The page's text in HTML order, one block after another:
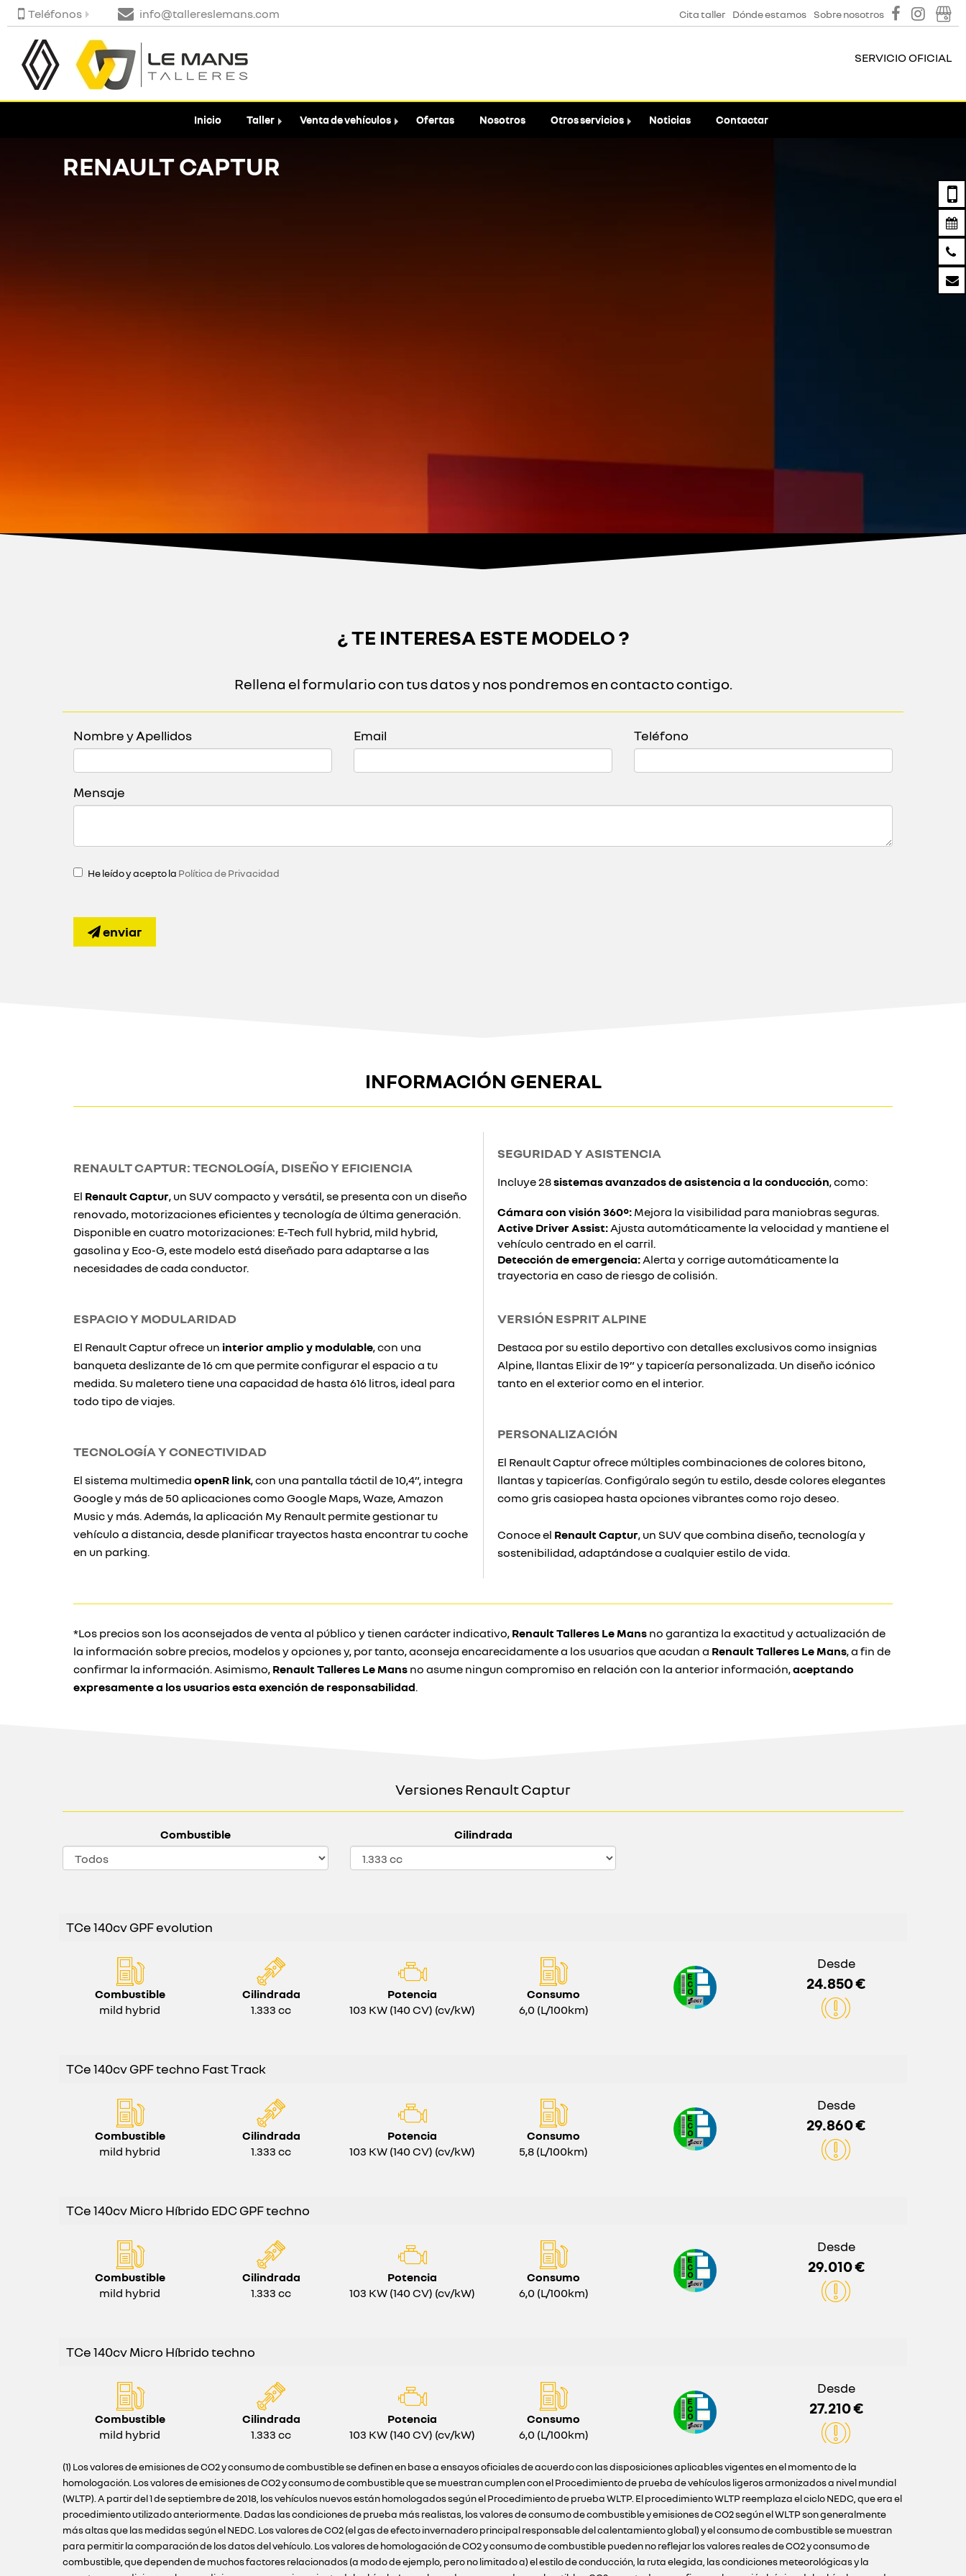
Teléfonos info@tallereslemans.com Cita taller Dónde estamos Sobre nosotros
SERVICIO OFICIAL
Inicio Taller Venta de vehículos Ofertas Nosotros Otros servicios Noticias Contactar
RENAULT CAPTUR
¿ TE INTERESA ESTE MODELO ?
Rellena el formulario con tus datos y nos pondremos en contacto contigo.
Nombre y Apellidos Email Teléfono
Mensaje
He leído y acepto la Política de Privacidad
enviar
INFORMACIÓN GENERAL
RENAULT CAPTUR: TECNOLOGÍA, DISEÑO Y EFICIENCIA
El Renault Captur, un SUV compacto y versátil, se presenta con un diseño
renovado, motorizaciones eficientes y tecnología de última generación.
Disponible en cuatro motorizaciones: E-Tech full hybrid, mild hybrid,
gasolina y Eco-G, este modelo está diseñado para adaptarse a las
necesidades de cada conductor.
ESPACIO Y MODULARIDAD
El Renault Captur ofrece un interior amplio y modulable, con una
banqueta deslizante de 16 cm que permite configurar el espacio a tu
medida. Su maletero tiene una capacidad de hasta 616 litros, ideal para
todo tipo de viajes.
TECNOLOGÍA Y CONECTIVIDAD
El sistema multimedia openR link, con una pantalla táctil de 10,4”, integra
Google y más de 50 aplicaciones como Google Maps, Waze, Amazon
Music y más. Además, la aplicación My Renault permite gestionar tu
vehículo a distancia, desde planificar trayectos hasta encontrar tu coche
en un parking.
SEGURIDAD Y ASISTENCIA
Incluye 28sistemas avanzados de asistencia a la conducción, como:
Cámara con visión 360°: Mejora la visibilidad para maniobras seguras.
Active Driver Assist:Ajusta automáticamente la velocidad y mantiene el
vehículo centrado en el carril.
Detección de emergencia:Alerta y corrige automáticamente la
trayectoria en caso de riesgo de colisión.
VERSIÓN ESPRIT ALPINE
Destaca por su estilo deportivo con detalles exclusivos como insignias
Alpine, llantas Elixir de 19” y tapicería personalizada. Un diseño icónico
tanto en el exterior como en el interior.
PERSONALIZACIÓN
El Renault Captur ofrece múltiples combinaciones de colores bitono,
llantas y tapicerías. Configúralo según tu estilo, desde colores elegantes
como gris casiopea hasta opciones vibrantes como rojo deseo.
Conoce el Renault Captur, un SUV que combina diseño, tecnología y
sostenibilidad, adaptándose a cualquier estilo de vida.
*Los precios son los aconsejados de venta al público y tienen carácter indicativo, Renault Talleres Le Mans no garantiza la exactitud y actualización de
la información sobre precios, modelos y opciones y, por tanto, aconseja encarecidamente a los usuarios que acudan a Renault Talleres Le Mans, a fin de
confirmar la información. Asimismo, Renault Talleres Le Mans no asume ningun compromiso en relación con la anterior información,aceptando
expresamente a los usuarios esta exención de responsabilidad.
Versiones Renault Captur
Combustible Cilindrada
TCe 140cv GPF evolution
Combustible
mild hybrid
Cilindrada
1.333 cc
Potencia
103 KW (140 CV) (cv/kW)
Consumo
6,0 (L/100km)
Desde
24.850 €
TCe 140cv GPF techno Fast Track
Combustible
mild hybrid
Cilindrada
1.333 cc
Potencia
103 KW (140 CV) (cv/kW)
Consumo
5,8 (L/100km)
Desde
29.860 €
TCe 140cv Micro Híbrido EDC GPF techno
Combustible
mild hybrid
Cilindrada
1.333 cc
Potencia
103 KW (140 CV) (cv/kW)
Consumo
6,0 (L/100km)
Desde
29.010 €
TCe 140cv Micro Híbrido techno
Combustible
mild hybrid
Cilindrada
1.333 cc
Potencia
103 KW (140 CV) (cv/kW)
Consumo
6,0 (L/100km)
Desde
27.210 €
(1) Los valores de emisiones de CO2 y consumo de combustible se definen en base a ensayos oficiales de acuerdo con las disposiciones aplicables vigentes en el momento de la
homologación. Los valores de emisiones de CO2 y consumo de combustible que se muestran cumplen con el Procedimiento de prueba de vehículos ligeros armonizados a nivel mundial
(WLTP). A partir del 1 de septiembre de 2018, los vehículos nuevos están homologados según el Procedimiento de prueba WLTP. El procedimiento WLTP reemplaza el ciclo NEDC, que era el
procedimiento utilizado anteriormente. Dadas las condiciones de prueba más realistas, los valores de consumo de combustible y emisiones de CO2 según el WLTP son generalmente
más altas que las medidas según el NEDC. Los valores de CO2 (el gas de efecto invernadero principal responsable del calentamiento global) y el consumo de combustible se muestran
para permitir la comparación de los datos del vehículo. Los valores de homologación de CO2 y consumo de combustible pueden no reflejar los valores reales de CO2 y consumo de
combustible, que dependen de muchos factores relacionados (a modo de ejemplo, pero no limitado a) el estilo de conducción, la ruta elegida, las condiciones meteorológicas y la